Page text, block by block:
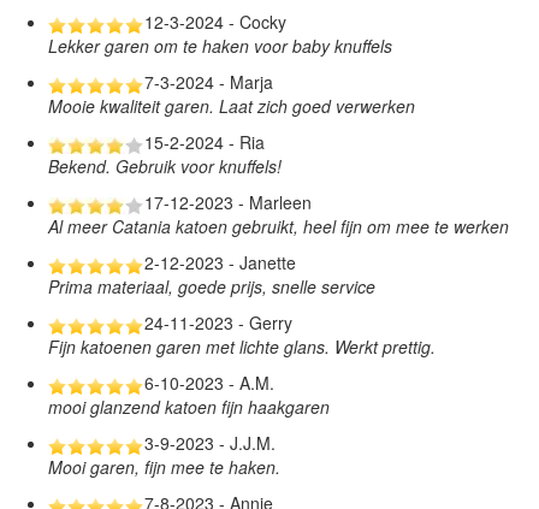
12-3-2024 - Cocky
Lekker garen om te haken voor baby knuffels
7-3-2024 - Marja
Mooie kwaliteit garen. Laat zich goed verwerken
15-2-2024 - Ria
Bekend. Gebruik voor knuffels!
17-12-2023 - Marleen
Al meer Catania katoen gebruikt, heel fijn om mee te werken
2-12-2023 - Janette
Prima materiaal, goede prijs, snelle service
24-11-2023 - Gerry
Fijn katoenen garen met lichte glans. Werkt prettig.
6-10-2023 - A.M.
mooi glanzend katoen fijn haakgaren
3-9-2023 - J.J.M.
Mooi garen, fijn mee te haken.
7-8-2023 - Annie